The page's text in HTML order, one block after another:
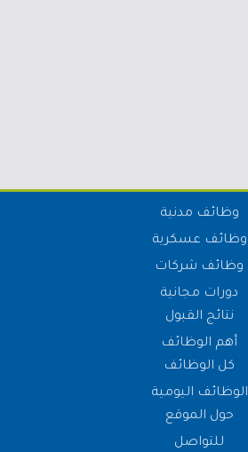
وظائف مدنية
وظائف عسكرية
وظائف شركات
دورات مجانية
نتائج القبول
أهم الوظائف
كل الوظائف
الوظائف اليومية
حول الموقع
للتواصل